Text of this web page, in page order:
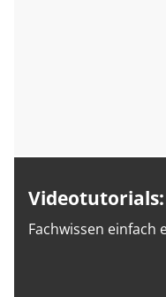
Videotutorials:
Fachwissen einfach